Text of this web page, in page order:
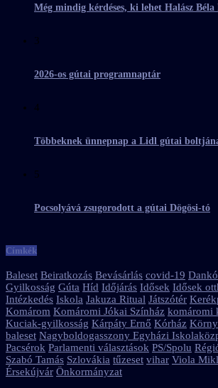
Még mindig kérdéses, ki lehet Halász
3
2026-os gútai programnaptár
4
Többeknek ünnepnap a Lidl gútai
5
Pocsolyává zsugorodott a gútai Dögösi-tó
Címkék
Baleset Beiratkozás Bevásárlás covid-19
Gyilkosság Gúta Híd Időjárás Idősek Idősek
Intézkedés Iskola Jakuza Ritual Játszótér
Komárom Komáromi Jókai Színház komáromi
Kuciak-gyilkosság Kárpáty Ernő Kórház
baleset Nagyboldogasszony Egyházi
Pacsérok Parlamenti választások PS/Spolu
Szabó Tamás Szlovákia tűzeset vihar Viola
Érsekújvár Önkormányzat